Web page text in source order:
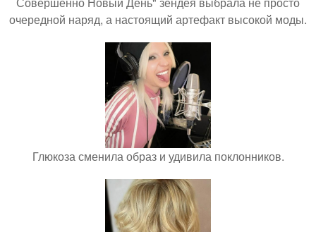
очередной наряд, а настоящий артефакт высокой моды.
Глюкоза сменила образ и удивила поклонников.